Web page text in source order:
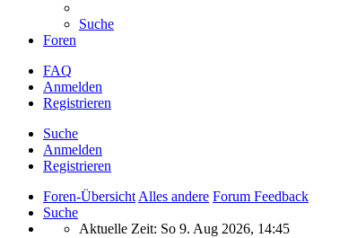
Suche
Foren
FAQ
Anmelden
Registrieren
Suche
Anmelden
Registrieren
Foren-Übersicht Alles andere Forum Feedback
Suche
Aktuelle Zeit: So 9. Aug 2026, 14:45